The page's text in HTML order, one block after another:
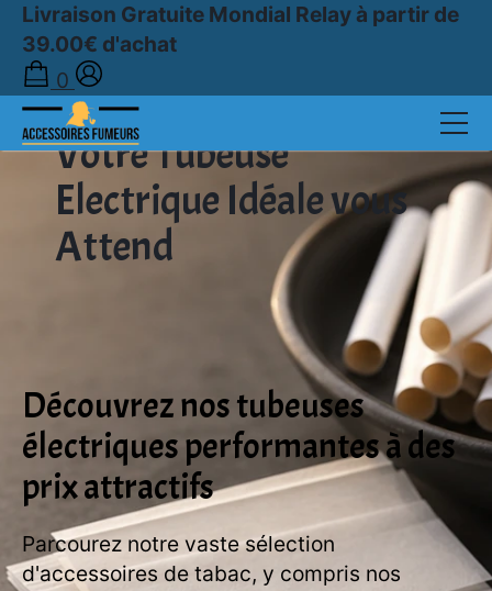
Votre Tubeuse
Electrique Idéale vous
Attend
TUBEUSES ELECTRIQUES
Découvrez nos tubeuses
électriques performantes à des
prix attractifs
Parcourez notre vaste sélection
d'accessoires de tabac, y compris nos
Livraison Gratuite Mondial Relay à partir de
39.00€ d'achat
0